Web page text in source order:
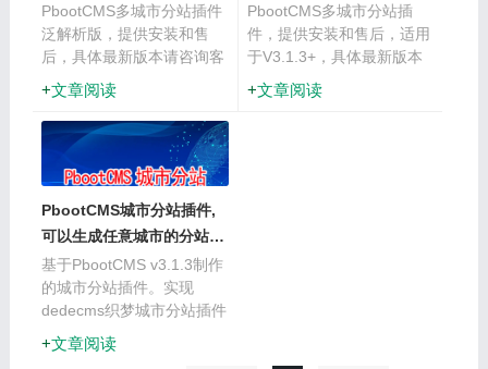
PbootCMS多城市分站插件
泛解析版，提供安装和售
后，具体最新版本请咨询客
服。由本站技术提供一次安
装及售后指导，确保完美运
行。插件声明：插件开发源
自参考织梦分站插件，郑州
=城市名称，全站通用，城
文章阅读
PbootCMS多城市分站插
件，提供安装和售后，适用
于V3.1.3+，具体最新版本
请咨询客服。由本站技术提
供一次安装及售后指导，确
文章阅读
PbootCMS城市分站插件,
可以生成任意城市的分站链
接地址
基于PbootCMS v3.1.3制作
的城市分站插件。实现
dedecms织梦城市分站插件
效果。自动生成任意城市的
分站链接，同时支持分站之
文章阅读